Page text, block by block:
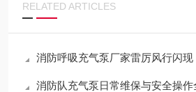
RELATED ARTICLES
消防呼吸充气泵厂家雷厉风行闪现：
消防队充气泵日常维保与安全操作